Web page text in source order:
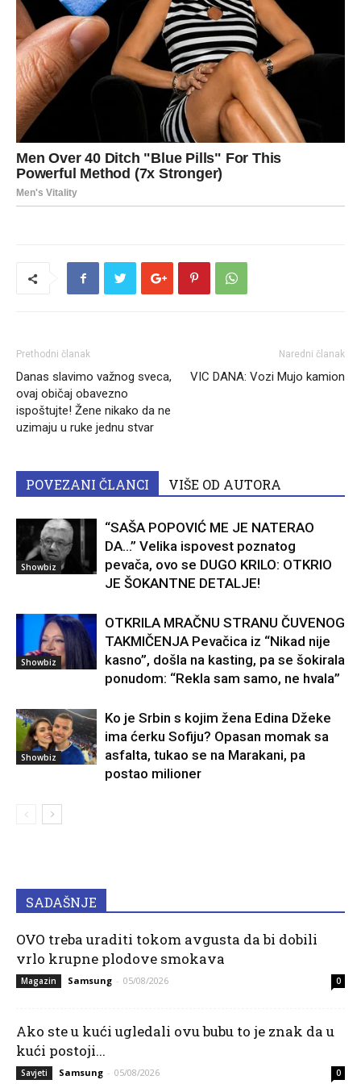
Prethodni članak
Danas slavimo važnog sveca,
ovaj običaj obavezno
ispoštujte! Žene nikako da ne
uzimaju u ruke jednu stvar
Naredni članak
VIC DANA: Vozi Mujo kamion
POVEZANI ČLANCI VIŠE OD AUTORA
Showbiz
“SAŠA POPOVIĆ ME JE NATERAO
DA…” Velika ispovest poznatog
pevača, ovo se DUGO KRILO: OTKRIO
JE ŠOKANTNE DETALJE!
Showbiz
OTKRILA MRAČNU STRANU ČUVENOG
TAKMIČENJA Pevačica iz “Nikad nije
kasno”, došla na kasting, pa se šokirala
ponudom: “Rekla sam samo, ne hvala”
Showbiz
Ko je Srbin s kojim žena Edina Džeke
ima ćerku Sofiju? Opasan momak sa
asfalta, tukao se na Marakani, pa
postao milioner
SADAŠNJE
OVO treba uraditi tokom avgusta da bi dobili
vrlo krupne plodove smokava
Magazin Samsung - 05/08/2026 0
Ako ste u kući ugledali ovu bubu to je znak da u
kući postoji...
Savjeti Samsung - 05/08/2026 0